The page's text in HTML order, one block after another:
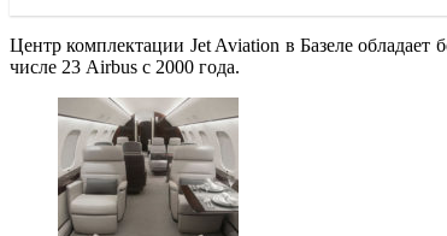
Центр комплектации Jet Aviation в Базеле
числе 23 Airbus с 2000 года.